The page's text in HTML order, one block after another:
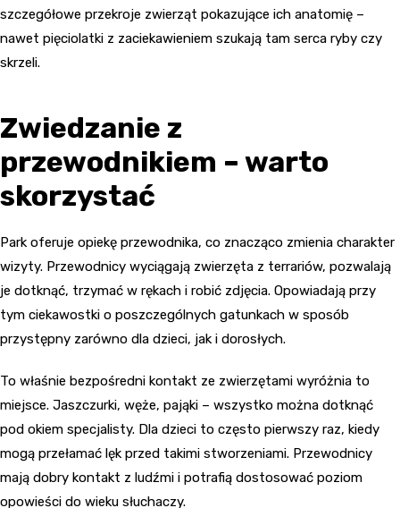
szczegółowe przekroje zwierząt pokazujące ich anatomię –
nawet pięciolatki z zaciekawieniem szukają tam serca ryby czy
skrzeli.
Zwiedzanie z
przewodnikiem – warto
skorzystać
Park oferuje opiekę przewodnika, co znacząco zmienia charakter
wizyty. Przewodnicy wyciągają zwierzęta z terrariów, pozwalają
je dotknąć, trzymać w rękach i robić zdjęcia. Opowiadają przy
tym ciekawostki o poszczególnych gatunkach w sposób
przystępny zarówno dla dzieci, jak i dorosłych.
To właśnie bezpośredni kontakt ze zwierzętami wyróżnia to
miejsce. Jaszczurki, węże, pająki – wszystko można dotknąć
pod okiem specjalisty. Dla dzieci to często pierwszy raz, kiedy
mogą przełamać lęk przed takimi stworzeniami. Przewodnicy
mają dobry kontakt z ludźmi i potrafią dostosować poziom
opowieści do wieku słuchaczy.